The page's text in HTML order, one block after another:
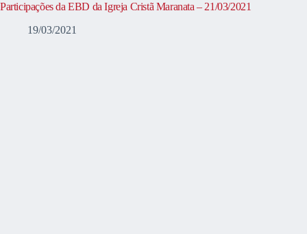
Participações da EBD da Igreja Cristã Maranata – 21/03/2021
19/03/2021